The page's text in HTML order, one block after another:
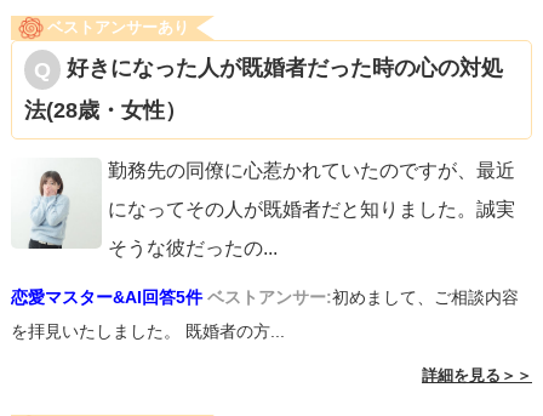
ベストアンサーあり
好きになった人が既婚者だった時の心の対処
法(28歳・女性）
勤務先の同僚に心惹かれていたのですが、最近
になってその人が既婚者だと知りました。誠実
そうな彼だったの...
恋愛マスター&AI回答5件 ベストアンサー:初めまして、ご相談内容
を拝見いたしました。 既婚者の方...
詳細を見る＞＞